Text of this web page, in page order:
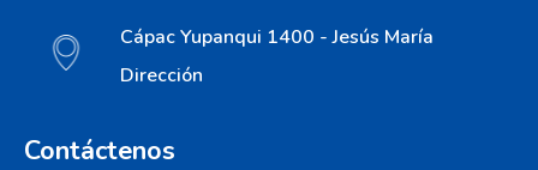
Cápac Yupanqui 1400 - Jesús María
Dirección
Contáctenos